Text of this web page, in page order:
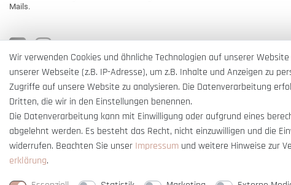
Mails.
* Alle Preise verstehen sich inkl. gesetzl. MwSt. und
Wir verwenden Cookies und ähnliche Technologien auf unserer
unserer Webseite (z.B. IP-Adresse), um z.B. Inhalte und Anzeigen zu
Zugriffe auf unsere Website zu analysieren. Die Datenverarbeitung
Dritten, die wir in den Einstellungen benennen.
Die Datenverarbeitung kann mit Einwilligung oder aufgrund eines
abgelehnt werden. Es besteht das Recht, nicht einzuwilligen und die
widerrufen. Beachten Sie unser Impressum und weitere Hinweise zur
erklärung.